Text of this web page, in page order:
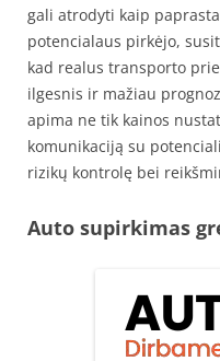
gali atrodyti kaip
potencialaus pirkėjo,
kad realus transporto
ilgesnis ir mažiau
apima ne tik kainos
komunikaciją su
rizikų kontrolę bei
Auto supirkimas